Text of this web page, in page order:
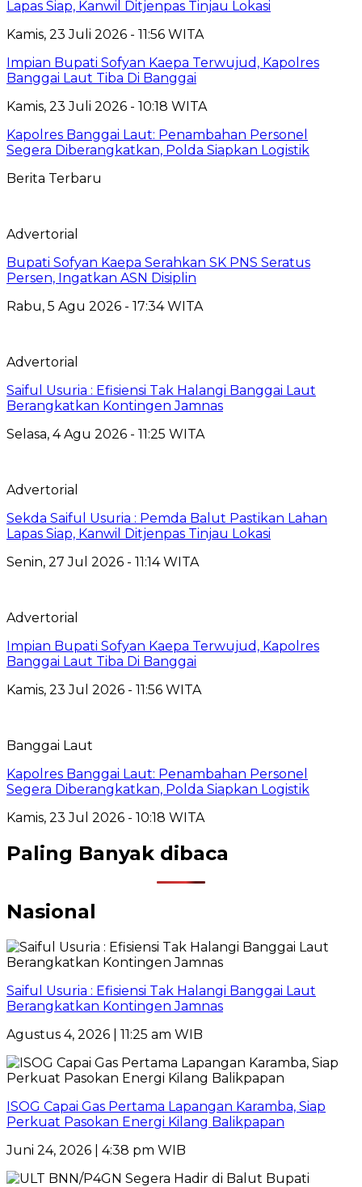
Lapas Siap, Kanwil Ditjenpas Tinjau Lokasi
Kamis, 23 Juli 2026 - 11:56 WITA
Impian Bupati Sofyan Kaepa Terwujud, Kapolres
Banggai Laut Tiba Di Banggai
Kamis, 23 Juli 2026 - 10:18 WITA
Kapolres Banggai Laut: Penambahan Personel
Segera Diberangkatkan, Polda Siapkan Logistik
Berita Terbaru
Advertorial
Bupati Sofyan Kaepa Serahkan SK PNS Seratus
Persen, Ingatkan ASN Disiplin
Rabu, 5 Agu 2026 - 17:34 WITA
Advertorial
Saiful Usuria : Efisiensi Tak Halangi Banggai Laut
Berangkatkan Kontingen Jamnas
Selasa, 4 Agu 2026 - 11:25 WITA
Advertorial
Sekda Saiful Usuria : Pemda Balut Pastikan Lahan
Lapas Siap, Kanwil Ditjenpas Tinjau Lokasi
Senin, 27 Jul 2026 - 11:14 WITA
Advertorial
Impian Bupati Sofyan Kaepa Terwujud, Kapolres
Banggai Laut Tiba Di Banggai
Kamis, 23 Jul 2026 - 11:56 WITA
Banggai Laut
Kapolres Banggai Laut: Penambahan Personel
Segera Diberangkatkan, Polda Siapkan Logistik
Kamis, 23 Jul 2026 - 10:18 WITA
Paling Banyak dibaca
Nasional
Saiful Usuria : Efisiensi Tak Halangi Banggai Laut
Berangkatkan Kontingen Jamnas
Agustus 4, 2026 | 11:25 am WIB
ISOG Capai Gas Pertama Lapangan Karamba, Siap
Perkuat Pasokan Energi Kilang Balikpapan
Juni 24, 2026 | 4:38 pm WIB